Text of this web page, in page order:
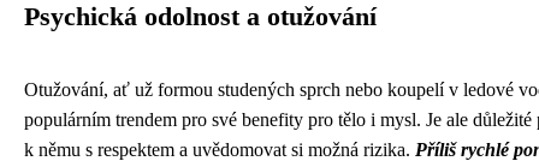
Psychická odolnost a otužování
Otužování, ať už formou studených sprch nebo koupelí v ledové
populárním trendem pro své benefity pro tělo i mysl. Je ale důležité
k němu s respektem a uvědomovat si možná rizika. Příliš rychlé